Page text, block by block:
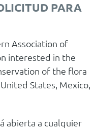
PARA
Association of
interested in the
of the flora
States, Mexico,
abierta a cualquier